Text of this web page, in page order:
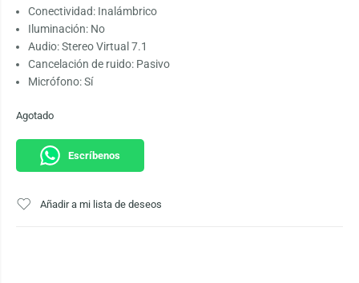
Conectividad: Inalámbrico
Iluminación: No
Audio: Stereo Virtual 7.1
Cancelación de ruido: Pasivo
Micrófono: Sí
Agotado
Escríbenos
Añadir a mi lista de deseos